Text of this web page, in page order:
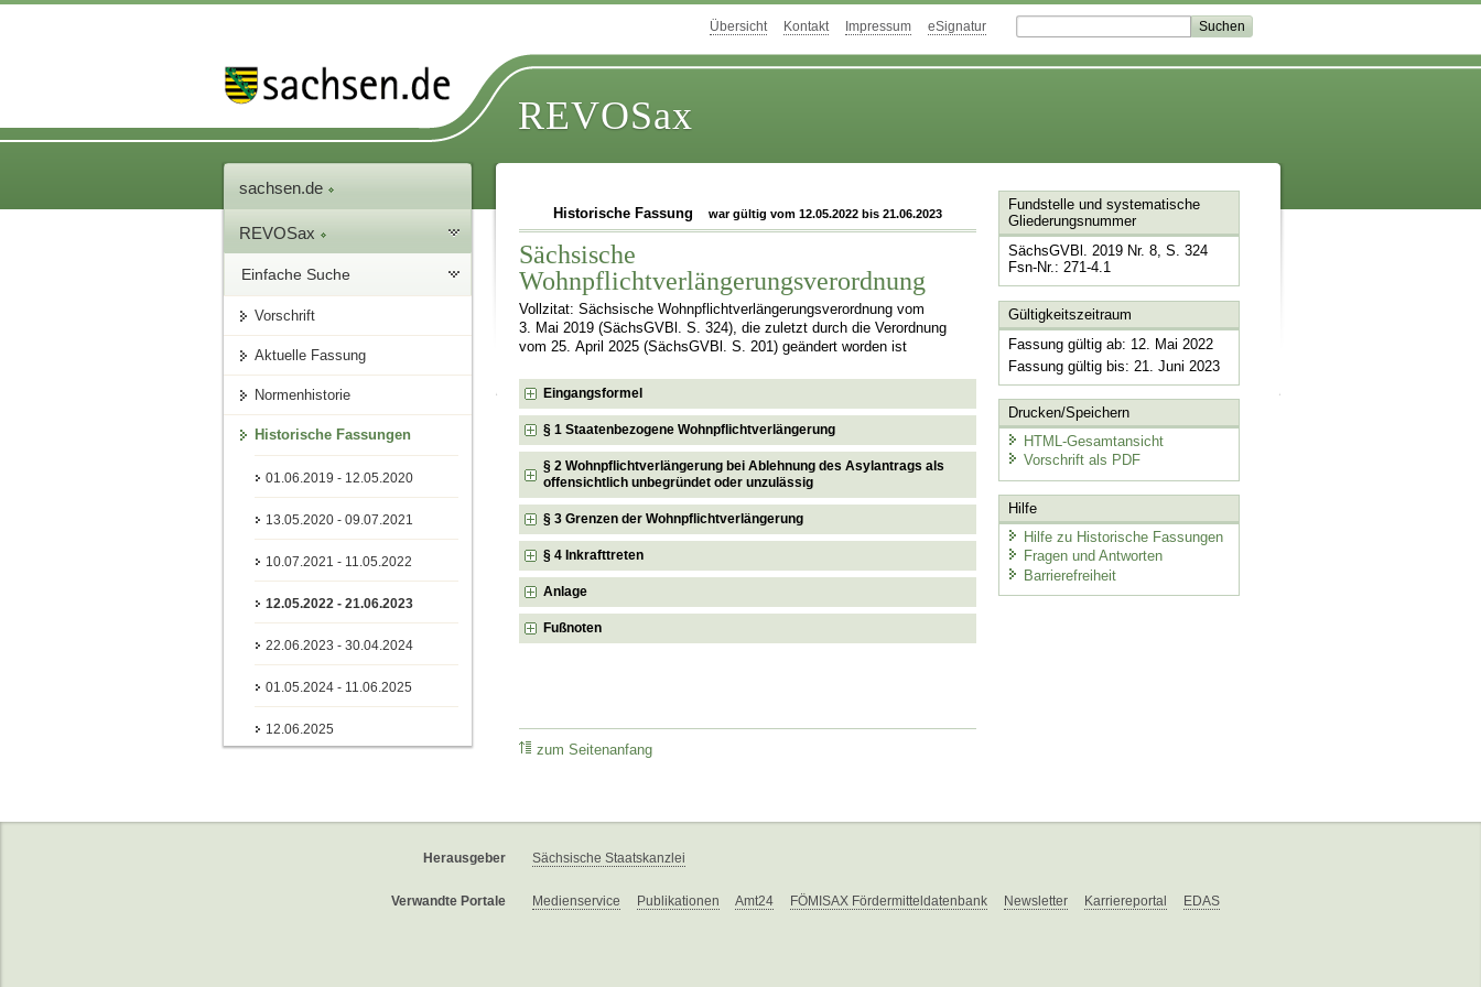
Übersicht Kontakt Impressum eSignatur
REVOSax
sachsen.de
REVOSax
Einfache Suche
Vorschrift
Aktuelle Fassung
Normenhistorie
Historische Fassungen
01.06.2019 - 12.05.2020
13.05.2020 - 09.07.2021
10.07.2021 - 11.05.2022
12.05.2022 - 21.06.2023
22.06.2023 - 30.04.2024
01.05.2024 - 11.06.2025
12.06.2025
Historische Fassung war gültig vom 12.05.2022 bis 21.06.2023
Sächsische
Wohnpflichtverlängerungsverordnung
Vollzitat: Sächsische Wohnpflichtverlängerungsverordnung vom
3. Mai 2019 (SächsGVBl. S. 324), die zuletzt durch die Verordnung
vom 25. April 2025 (SächsGVBl. S. 201) geändert worden ist
Eingangsformel
§ 1 Staatenbezogene Wohnpflichtverlängerung
§ 2 Wohnpflichtverlängerung bei Ablehnung des Asylantrags als
offensichtlich unbegründet oder unzulässig
§ 3 Grenzen der Wohnpflichtverlängerung
§ 4 Inkrafttreten
Anlage
Fußnoten
zum Seitenanfang
Fundstelle und systematische
Gliederungsnummer
SächsGVBl. 2019 Nr. 8, S. 324
Fsn-Nr.: 271-4.1
Gültigkeitszeitraum
Fassung gültig ab: 12. Mai 2022
Fassung gültig bis: 21. Juni 2023
Drucken/Speichern
HTML-Gesamtansicht
Vorschrift als PDF
Hilfe
Hilfe zu Historische Fassungen
Fragen und Antworten
Barrierefreiheit
Herausgeber Sächsische Staatskanzlei
Verwandte Portale Medienservice Publikationen Amt24 FÖMISAX Fördermitteldatenbank Newsletter Karriereportal EDAS